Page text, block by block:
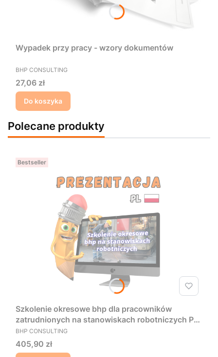
Wypadek przy pracy - wzory dokumentów
PRODUCENT
BHP CONSULTING
Cena
27,06 zł
Do koszyka
Polecane produkty
Bestseller
Szkolenie okresowe bhp dla pracowników
zatrudnionych na stanowiskach robotniczych PL
- Prezentacja
PRODUCENT
BHP CONSULTING
Cena
405,90 zł